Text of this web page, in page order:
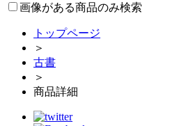
画像がある商品のみ検索
トップページ
＞
古書
＞
商品詳細